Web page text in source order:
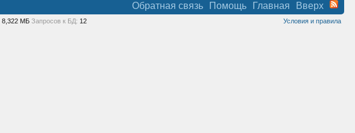
Обратная связь Помощь Главная Вверх
Условия и правила
8,322 МБ Запросов к БД: 12